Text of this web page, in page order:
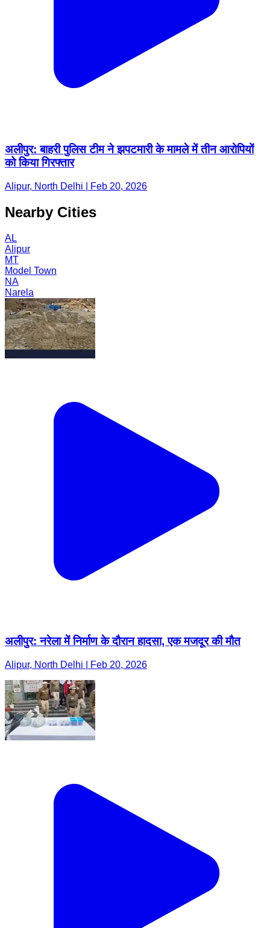
अलीपुर: बाहरी पुलिस टीम ने झपटमारी के मामले में तीन आरोपियों
को किया गिरफ्तार
Alipur, North Delhi | Feb 20, 2026
Nearby Cities
AL
Alipur
MT
Model Town
NA
Narela
अलीपुर: नरेला में निर्माण के दौरान हादसा, एक मजदूर की मौत
Alipur, North Delhi | Feb 20, 2026